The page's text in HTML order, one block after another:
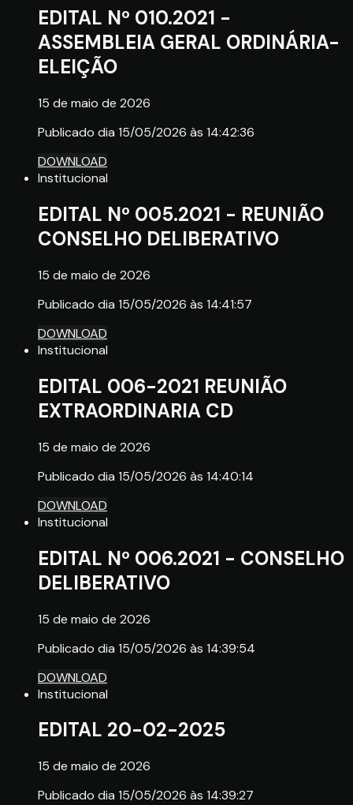
EDITAL Nº 010.2021 -
ASSEMBLEIA GERAL ORDINÁRIA-
ELEIÇÃO
15 de maio de 2026
Publicado dia 15/05/2026 às 14:42:36
DOWNLOAD
Institucional
EDITAL Nº 005.2021 - REUNIÃO
CONSELHO DELIBERATIVO
15 de maio de 2026
Publicado dia 15/05/2026 às 14:41:57
DOWNLOAD
Institucional
EDITAL 006-2021 REUNIÃO
EXTRAORDINARIA CD
15 de maio de 2026
Publicado dia 15/05/2026 às 14:40:14
DOWNLOAD
Institucional
EDITAL Nº 006.2021 - CONSELHO
DELIBERATIVO
15 de maio de 2026
Publicado dia 15/05/2026 às 14:39:54
DOWNLOAD
Institucional
EDITAL 20-02-2025
15 de maio de 2026
Publicado dia 15/05/2026 às 14:39:27